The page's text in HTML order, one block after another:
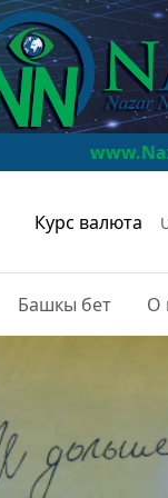
Курс валюта
Башкы бет О